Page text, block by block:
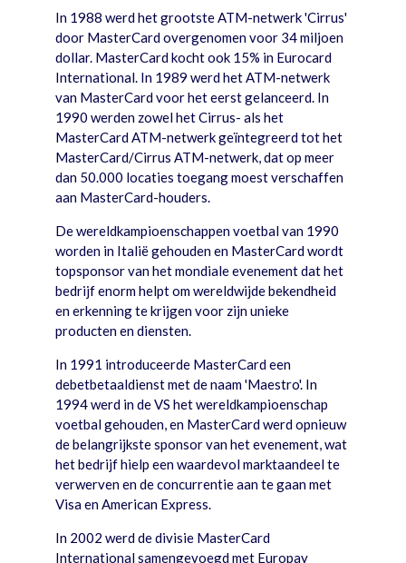
In 1988 werd het grootste ATM-netwerk 'Cirrus'
door MasterCard overgenomen voor 34 miljoen
dollar. MasterCard kocht ook 15% in Eurocard
International. In 1989 werd het ATM-netwerk
van MasterCard voor het eerst gelanceerd. In
1990 werden zowel het Cirrus- als het
MasterCard ATM-netwerk geïntegreerd tot het
MasterCard/Cirrus ATM-netwerk, dat op meer
dan 50.000 locaties toegang moest verschaffen
aan MasterCard-houders.
De wereldkampioenschappen voetbal van 1990
worden in Italië gehouden en MasterCard wordt
topsponsor van het mondiale evenement dat het
bedrijf enorm helpt om wereldwijde bekendheid
en erkenning te krijgen voor zijn unieke
producten en diensten.
In 1991 introduceerde MasterCard een
debetbetaaldienst met de naam 'Maestro'. In
1994 werd in de VS het wereldkampioenschap
voetbal gehouden, en MasterCard werd opnieuw
de belangrijkste sponsor van het evenement, wat
het bedrijf hielp een waardevol marktaandeel te
verwerven en de concurrentie aan te gaan met
Visa en American Express.
In 2002 werd de divisie MasterCard
International samengevoegd met Europay